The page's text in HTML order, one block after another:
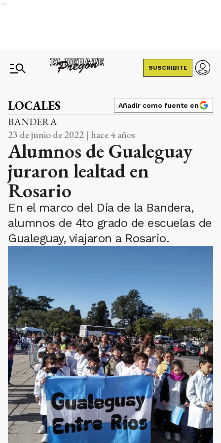
Ads
SUSCRIBITE
LOCALES Añadir como fuente en
BANDERA
23 de junio de 2022 | hace 4 años
Alumnos de Gualeguay
juraron lealtad en
Rosario
En el marco del Día de la Bandera,
alumnos de 4to grado de escuelas de
Gualeguay, viajaron a Rosario.